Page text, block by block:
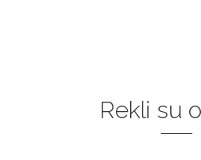
Rekli su